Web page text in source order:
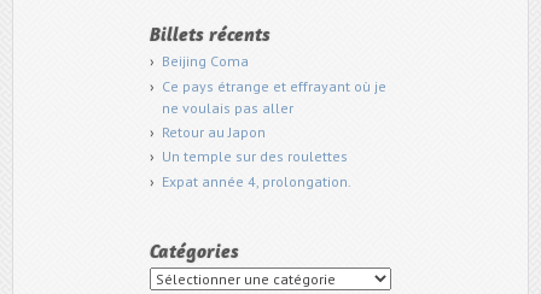
Billets récents
Beijing Coma
Ce pays étrange et effrayant où je
ne voulais pas aller
Retour au Japon
Un temple sur des roulettes
Expat année 4, prolongation.
Catégories
Catégories